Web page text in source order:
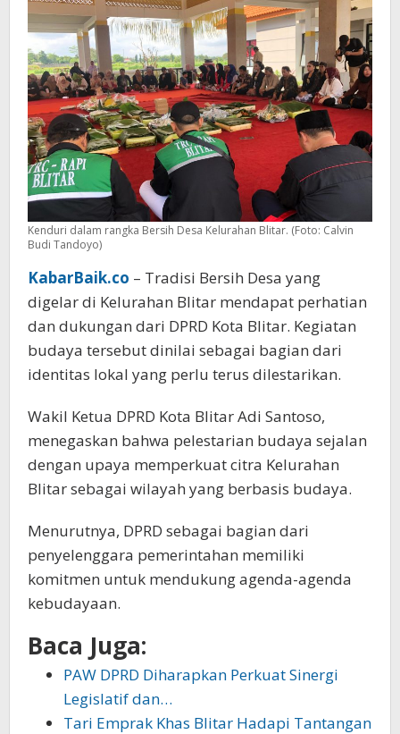
Kenduri dalam rangka Bersih Desa Kelurahan Blitar. (Foto: Calvin
Budi Tandoyo)
KabarBaik.co – Tradisi Bersih Desa yang
digelar di Kelurahan Blitar mendapat perhatian
dan dukungan dari DPRD Kota Blitar. Kegiatan
budaya tersebut dinilai sebagai bagian dari
identitas lokal yang perlu terus dilestarikan.
Wakil Ketua DPRD Kota Blitar Adi Santoso,
menegaskan bahwa pelestarian budaya sejalan
dengan upaya memperkuat citra Kelurahan
Blitar sebagai wilayah yang berbasis budaya.
Menurutnya, DPRD sebagai bagian dari
penyelenggara pemerintahan memiliki
komitmen untuk mendukung agenda-agenda
kebudayaan.
Baca Juga:
PAW DPRD Diharapkan Perkuat Sinergi
Legislatif dan…
Tari Emprak Khas Blitar Hadapi Tantangan